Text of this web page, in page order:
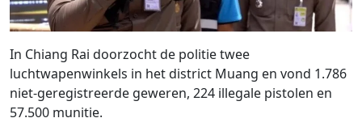
In Chiang Rai doorzocht de politie twee
luchtwapenwinkels in het district Muang en vond 1.786
niet-geregistreerde geweren, 224 illegale pistolen en
57.500 munitie.